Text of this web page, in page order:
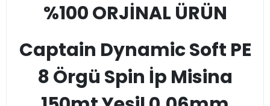
%100 ORJİNAL ÜRÜN
Captain Dynamic Soft PE
8 Örgü Spin İp Misina